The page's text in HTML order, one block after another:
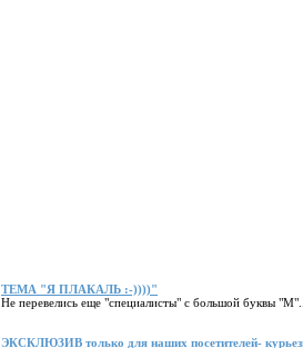
ТЕМА "Я ПЛАКАЛЬ :-))))"
Не перевелись еще "специалисты" с большой буквы
ЭКСКЛЮЗИВ только для наших посетителей-